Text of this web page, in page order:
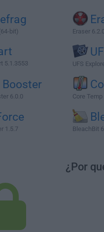
bit) Eraser
5.1.3553 UFS
6.0.0 Core Temp
1.5.7 BleachBit
¿Por